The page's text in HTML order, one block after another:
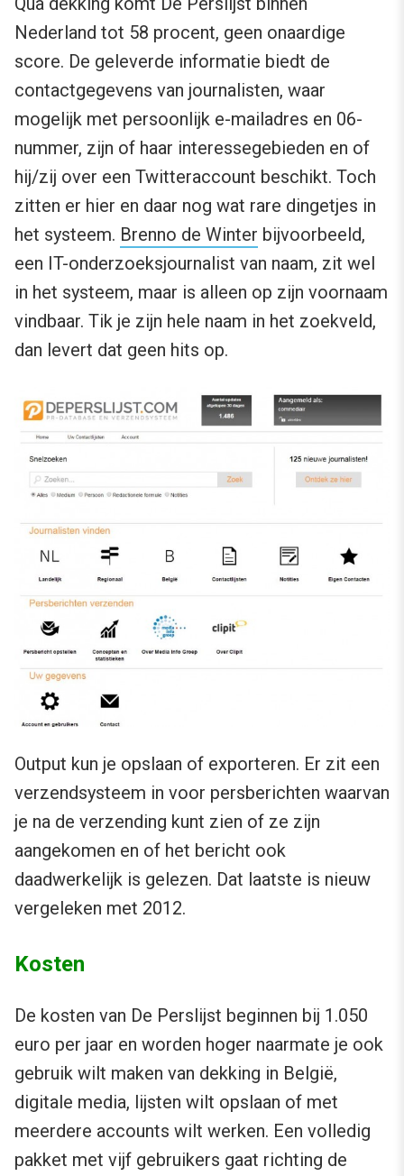
Nederland tot 58 procent, geen onaardige
score. De geleverde informatie biedt de
contactgegevens van journalisten, waar
mogelijk met persoonlijk e-mailadres en 06-
nummer, zijn of haar interessegebieden en of
hij/zij over een Twitteraccount beschikt. Toch
zitten er hier en daar nog wat rare dingetjes in
het systeem. Brenno de Winter bijvoorbeeld,
een IT-onderzoeksjournalist van naam, zit wel
in het systeem, maar is alleen op zijn voornaam
vindbaar. Tik je zijn hele naam in het zoekveld,
dan levert dat geen hits op.
Output kun je opslaan of exporteren. Er zit een
verzendsysteem in voor persberichten waarvan
je na de verzending kunt zien of ze zijn
aangekomen en of het bericht ook
daadwerkelijk is gelezen. Dat laatste is nieuw
vergeleken met 2012.
Kosten
De kosten van De Perslijst beginnen bij 1.050
euro per jaar en worden hoger naarmate je ook
gebruik wilt maken van dekking in België,
digitale media, lijsten wilt opslaan of met
meerdere accounts wilt werken. Een volledig
pakket met vijf gebruikers gaat richting de